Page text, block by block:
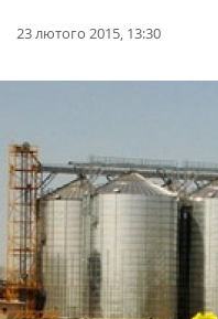
23 лютого 2015, 13:30